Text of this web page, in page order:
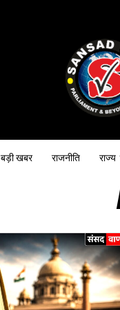
बड़ी खबर राजनीति राज्य